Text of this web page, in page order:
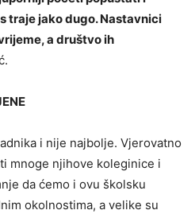
traje jako dugo. Nastavnici
a društvo ih
i nije najbolje. Vjerovatno
mnoge njihove koleginice i
da ćemo i ovu školsku
okolnostima, a velike su